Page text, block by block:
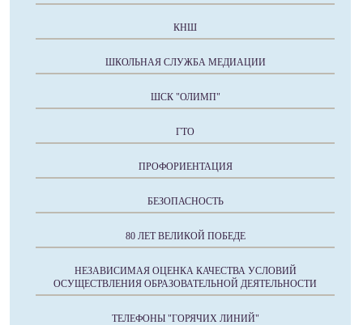
КНШ
ШКОЛЬНАЯ СЛУЖБА МЕДИАЦИИ
ШСК "ОЛИМП"
ГТО
ПРОФОРИЕНТАЦИЯ
БЕЗОПАСНОСТЬ
80 ЛЕТ ВЕЛИКОЙ ПОБЕДЕ
НЕЗАВИСИМАЯ ОЦЕНКА КАЧЕСТВА УСЛОВИЙ
ОСУЩЕСТВЛЕНИЯ ОБРАЗОВАТЕЛЬНОЙ ДЕЯТЕЛЬНОСТИ
ТЕЛЕФОНЫ "ГОРЯЧИХ ЛИНИЙ"